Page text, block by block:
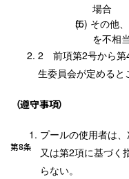
場合
その他
を不相
前項第2号から
生委員会が定めると
（遵守事項）
第8条
プールの使用者は
又は第2項に基づく
らない。